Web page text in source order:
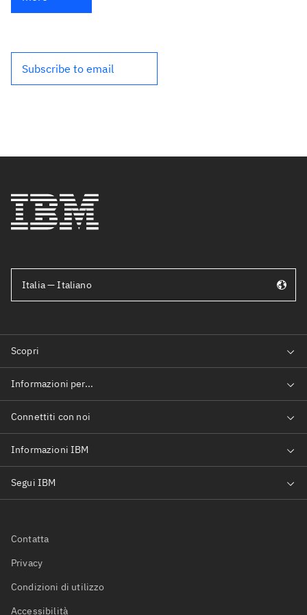
Subscribe to email
Italia — Italiano
Contatta
Privacy
Condizioni di utilizzo
Accessibilità